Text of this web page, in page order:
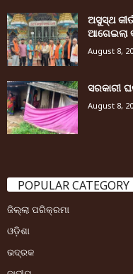
ଅସୁସ୍ଥ
ଆଗେଇଲା
August 8,
ସରକାରୀ
August 8,
POPULAR CATEGORY
ଜିଲ୍ଲା ପରିକ୍ରମା
ଓଡ଼ିଶା
ଭଦ୍ରକ